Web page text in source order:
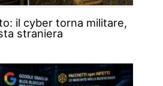
il cyber torna militare,
straniera